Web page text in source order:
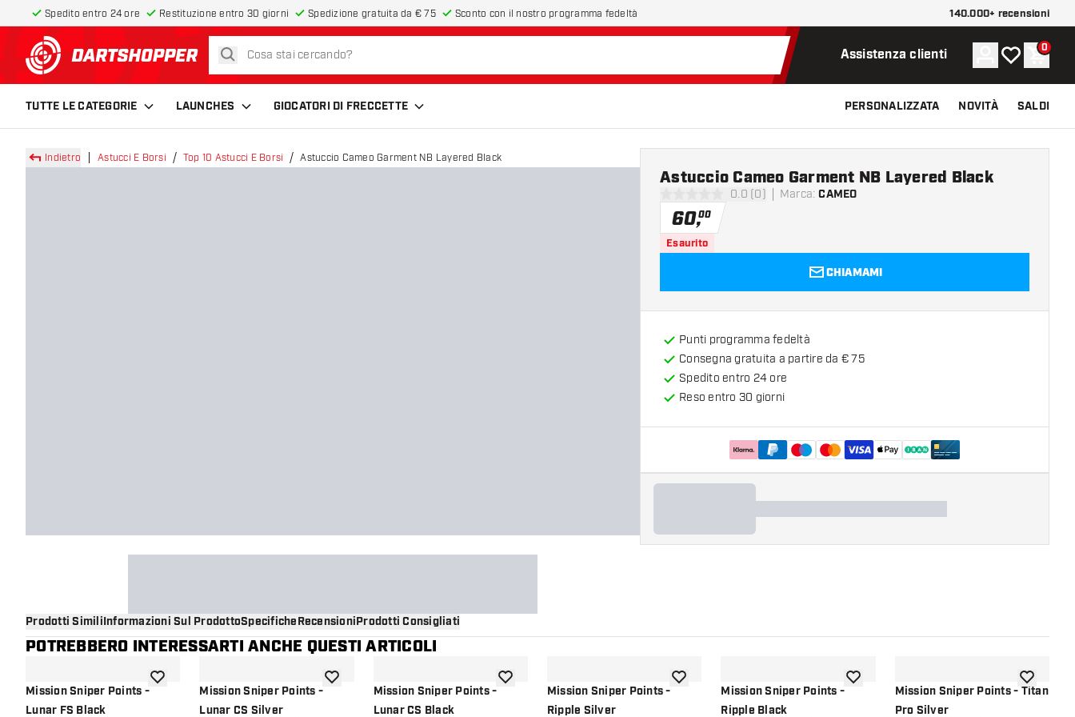
Spedito entro 24 ore Restituzione entro 30 giorni Spedizione gratuita da € 75 Sconto con il nostro programma fedeltà 140.000+ recensioni
torna alla home page
cerca Assistenza clienti Account
La mia lista
0
TUTTE LE CATEGORIE LAUNCHES GIOCATORI DI FRECCETTE PERSONALIZZATA NOVITÀ SALDI
Indietro Astucci E Borsi Top 10 Astucci E Borsi Astuccio Cameo Garment NB Layered Black
0 stelle di valutazione
0.0 (0) Marca: CAMEO
Astuccio Cameo Garment NB Layered Black
60,00
Esaurito
CHIAMAMI
Punti programma fedeltà
Consegna gratuita a partire da € 75
Spedito entro 24 ore
Reso entro 30 giorni
Prodotti SimiliInformazioni Sul ProdottoSpecificheRecensioniProdotti Consigliati
POTREBBERO INTERESSARTI ANCHE QUESTI ARTICOLI
Mission Sniper Points -
Lunar FS Black
aggiungi alla lista dei desideri
Mission Sniper Points -
Lunar CS Silver
aggiungi alla lista dei desideri
Mission Sniper Points -
Lunar CS Black
aggiungi alla lista dei desideri
Mission Sniper Points -
Ripple Silver
aggiungi alla lista dei desideri
Mission Sniper Points -
Ripple Black
aggiungi alla lista dei desideri
Mission Sniper Points - Titan
Pro Silver
aggiungi